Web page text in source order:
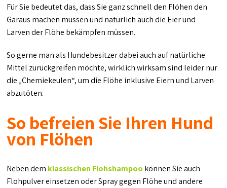
Für Sie bedeutet das, dass Sie ganz schnell den Flöhen den
Garaus machen müssen und natürlich auch die Eier und
Larven der Flöhe bekämpfen müssen.
So gerne man als Hundebesitzer dabei auch auf natürliche
Mittel zurückgreifen möchte, wirklich wirksam sind leider nur
die „Chemiekeulen“, um die Flöhe inklusive Eiern und Larven
abzutöten.
So befreien Sie Ihren Hund
von Flöhen
Neben dem klassischen Flohshampoo können Sie auch
Flohpulver einsetzen oder Spray gegen Flöhe und andere